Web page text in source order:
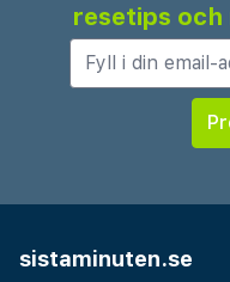
resetips
sistaminuten.se